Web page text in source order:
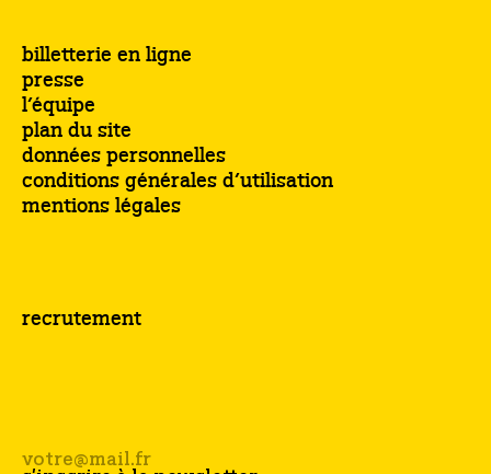
billetterie en ligne
presse
l’équipe
plan du site
données personnelles
conditions générales d’utilisation
mentions légales
recrutement